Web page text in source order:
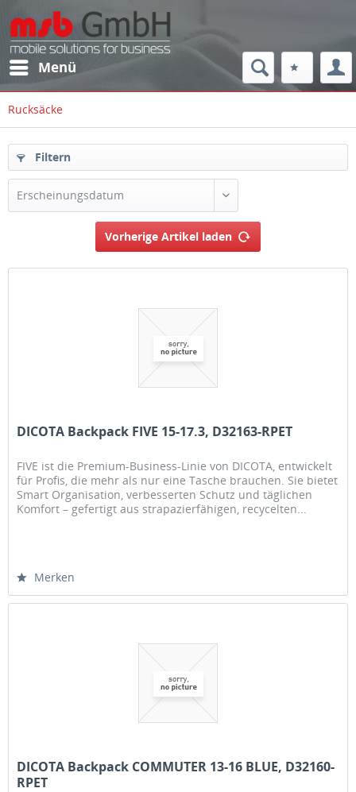
Menü
Rucksäcke
Filtern
Erscheinungsdatum
Vorherige Artikel laden
DICOTA Backpack FIVE 15-17.3, D32163-RPET
FIVE ist die Premium-Business-Linie von DICOTA, entwickelt
für Profis, die mehr als nur eine Tasche brauchen. Sie bietet
Smart Organisation, verbesserten Schutz und täglichen
Komfort – gefertigt aus strapazierfähigen, recycelten...
Merken
DICOTA Backpack COMMUTER 13-16 BLUE, D32160-
RPET